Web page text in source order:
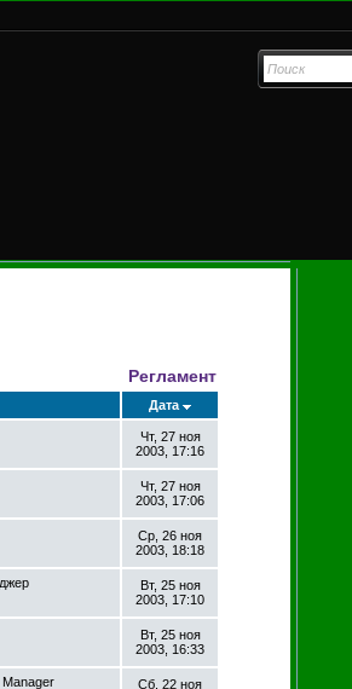
Регламент
Дата
Чт, 27 ноя
2003, 17:16
Чт, 27 ноя
2003, 17:06
Ср, 26 ноя
2003, 18:18
Вт, 25 ноя
2003, 17:10
Вт, 25 ноя
2003, 16:33
Manager
Сб, 22 ноя